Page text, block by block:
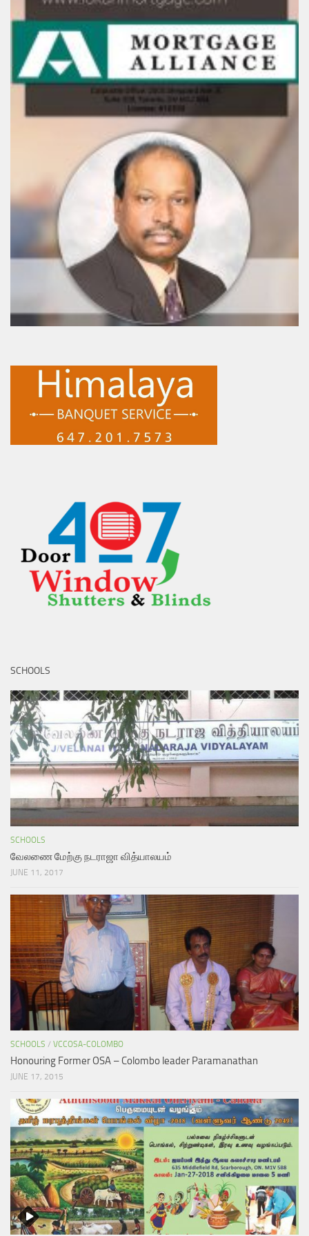
SCHOOLS
SCHOOLS
வேலணை மேற்கு நடராஜா வித்யாலயம்
JUNE 11, 2017
SCHOOLS / VCCOSA-COLOMBO
Honouring Former OSA – Colombo leader Paramanathan
JUNE 17, 2015